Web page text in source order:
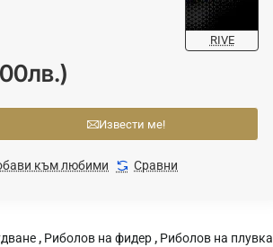
RIVE
Извести ме!
към любими Сравни
, Риболов на фидер , Риболов на плувка